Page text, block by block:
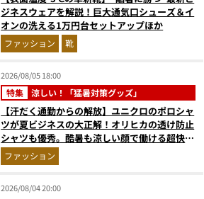
ジネスウェアを解説！巨大通気口シューズ＆イ
オンの洗える1万円台セットアップほか
ファッション 靴
2026/08/05 18:00
特集 涼しい！「猛暑対策グッズ」
【汗だく通勤からの解放】ユニクロのポロシャ
ツが夏ビジネスの大正解！オリヒカの透け防止
シャツも優秀。酷暑も涼しい顔で働ける超快適
ウエアの実力
ファッション
2026/08/04 20:00